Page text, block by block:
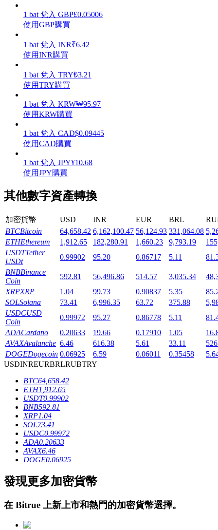
增值寶
使您的資產穩定增值
機槍池
一鍵質押鎖定高收益
鎖倉BTR
輕鬆獲得多重福利
借貸寶
借貸數字貨幣，及時且安全的服務
1 bat 兌入 GBP£0.05006
使用GBP購買
1 bat 兌入 INR₹6.42
使用INR購買
1 bat 兌入 TRY₺3.21
使用TRY購買
1 bat 兌入 KRW₩95.97
使用KRW購買
1 bat 兌入 CAD$0.09445
使用CAD購買
1 bat 兌入 JPY¥10.68
使用JPY購買
其他數字資產轉換
加密貨幣 USD INR EUR BRL
BTCBitcoin 64,658.42 6,162,100.47 56,124.93 331,064.08
ETHEthereum 1,912.65 182,280.91 1,660.23 9,793.19
USDTTether
USDt
0.99902 95.20 0.86717 5.11
BNBBinance
Coin
592.81 56,496.86 514.57 3,035.34
XRPXRP 1.04 99.73 0.90837 5.35
SOLSolana 73.41 6,996.35 63.72 375.88
USDCUSD
Coin
0.99972 95.27 0.86778 5.11
ADACardano 0.20633 19.66 0.17910 1.05
AVAXAvalanche 6.46 616.38 5.61 33.11
DOGEDogecoin 0.06925 6.59 0.06011 0.35458
USDINREURBRLRUBTRY
BTC64,658.42
ETH1,912.65
USDT0.99902
BNB592.81
XRP1.04
SOL73.41
USDC0.99972
ADA0.20633
AVAX6.46
DOGE0.06925
發現更多加密貨幣
在 Bitrue 上新上市和熱門的加密貨幣選擇。